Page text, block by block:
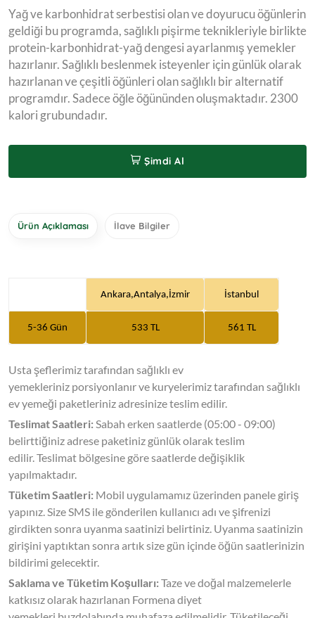
Yağ ve karbonhidrat serbestisi olan ve doyurucu öğünlerin
geldiği bu programda, sağlıklı pişirme teknikleriyle birlikte
protein-karbonhidrat-yağ dengesi ayarlanmış yemekler
hazırlanır. Sağlıklı beslenmek isteyenler için günlük olarak
hazırlanan ve çeşitli öğünleri olan sağlıklı bir alternatif
programdır. Sadece öğle öğününden oluşmaktadır. 2300
kalori grubundadır.
Şimdi Al
Ürün Açıklaması İlave Bilgiler
Ankara,Antalya,İzmir İstanbul
5-36 Gün 533 TL 561 TL
Usta şeflerimiz tarafından sağlıklı ev
yemekleriniz porsiyonlanır ve kuryelerimiz tarafından sağlıklı
ev yemeği paketleriniz adresinize teslim edilir.
Teslimat Saatleri: Sabah erken saatlerde (05:00 - 09:00)
belirttiğiniz adrese paketiniz günlük olarak teslim
edilir. Teslimat bölgesine göre saatlerde değişiklik
yapılmaktadır.
Tüketim Saatleri: Mobil uygulamamız üzerinden panele giriş
yapınız. Size SMS ile gönderilen kullanıcı adı ve şifrenizi
girdikten sonra uyanma saatinizi belirtiniz. Uyanma saatinizin
girişini yaptıktan sonra artık size gün içinde öğün saatlerinizin
bildirimi gelecektir.
Saklama ve Tüketim Koşulları: Taze ve doğal malzemelerle
katkısız olarak hazırlanan Formena diyet